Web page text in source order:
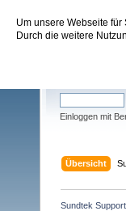
Um unsere Webseite
Durch die weitere
Einloggen mit
Übersicht
Sundtek